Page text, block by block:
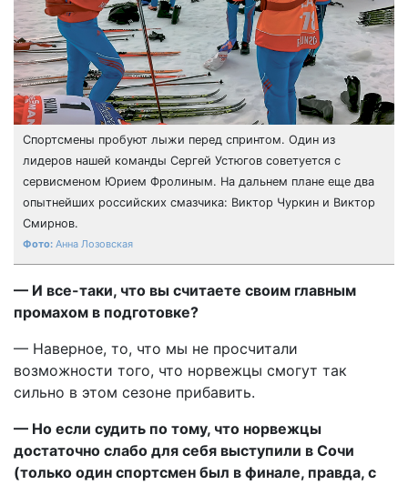
Спортсмены пробуют лыжи перед спринтом. Один из
лидеров нашей команды Сергей Устюгов советуется с
сервисменом Юрием Фролиным. На дальнем плане еще два
опытнейших российских смазчика: Виктор Чуркин и Виктор
Смирнов.
Анна Лозовская
— И все-таки, что вы считаете своим главным
промахом в подготовке?
— Наверное, то, что мы не просчитали
возможности того, что норвежцы смогут так
сильно в этом сезоне прибавить.
— Но если судить по тому, что норвежцы
достаточно слабо для себя выступили в Сочи
(только один спортсмен был в финале, правда, с